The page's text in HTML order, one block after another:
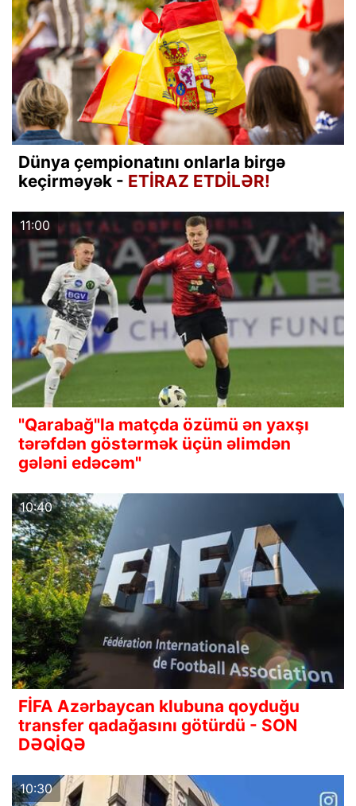
Dünya çempionatını onlarla birgə
keçirməyək - ETİRAZ ETDİLƏR!
11:00
"Qarabağ"la matçda özümü ən yaxşı
tərəfdən göstərmək üçün əlimdən
gələni edəcəm"
10:40
FİFA Azərbaycan klubuna qoyduğu
transfer qadağasını götürdü - SON
DƏQİQƏ
10:30